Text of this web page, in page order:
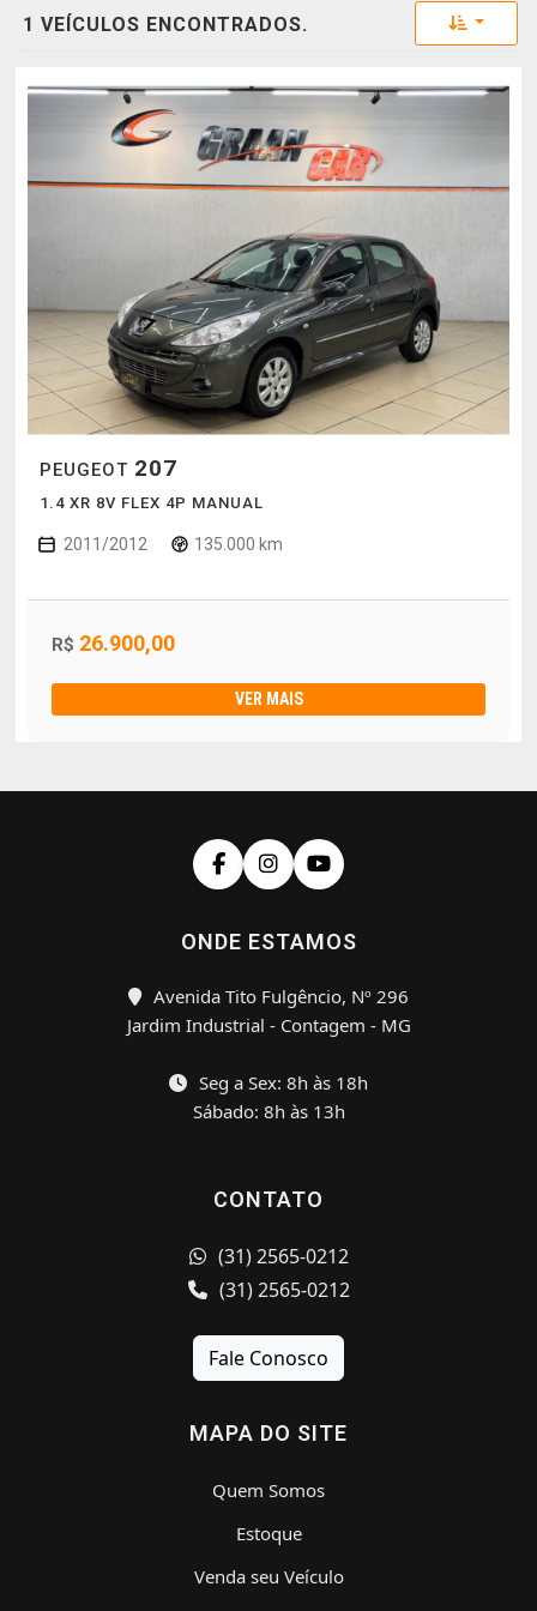
1 VEÍCULOS ENCONTRADOS. Toggle
PEUGEOT 207
1.4 XR 8V FLEX 4P MANUAL
2011/2012 135.000 km
R$ 26.900,00
VER MAIS
ONDE ESTAMOS
Avenida Tito Fulgêncio, Nº 296
Jardim Industrial - Contagem - MG
Seg a Sex: 8h às 18h
Sábado: 8h às 13h
CONTATO
(31) 2565-0212
(31) 2565-0212
Fale Conosco
MAPA DO SITE
Quem Somos
Estoque
Venda seu Veículo